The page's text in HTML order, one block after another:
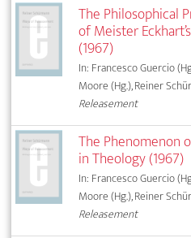
The Philosophical
of Meister
(1967)
In: Francesco Guercio
Moore (Hg.), Reiner
Releasement
The Phenomenon
in Theology (1967)
In: Francesco Guercio
Moore (Hg.), Reiner
Releasement